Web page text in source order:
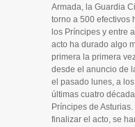
Armada, la Guardia
torno a 500 efectivos
los Príncipes y entre
acto ha durado algo
primera la primera
desde el anuncio de
el pasado lunes, a
últimas cuatro
Príncipes de
finalizar el acto, se